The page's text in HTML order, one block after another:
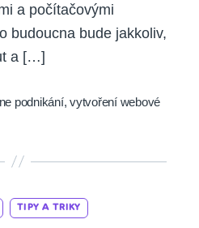
a počítačovými
budoucna bude jakkoliv,
a […]
podnikání,vytvoření webové
Categories
TIPY A TRIKY